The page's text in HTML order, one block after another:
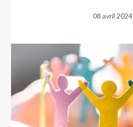
08 avril 2024